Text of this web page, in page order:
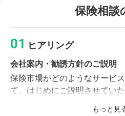
保険相談
ヒアリング
会社案内・勧誘方針のご説明
保険市場がどのようなサービ
て、はじめにご説明させていた
もっと見